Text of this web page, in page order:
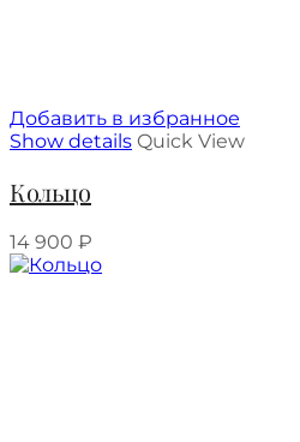
Добавить в избранное
Show details Quick View
Кольцо
14 900 ₽